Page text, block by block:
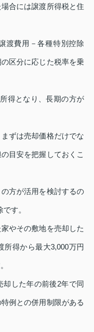
合には譲渡所得税と住
渡費用－各種特別控除
区分に応じた税率を乗
得となり、長期の方が
ずは売却価格だけでな
目安を把握しておくこ
方が活用を検討するの
す。
やその敷地を売却した
所得から最大3,000万円
却した年の前後2年で同
例との併用制限がある